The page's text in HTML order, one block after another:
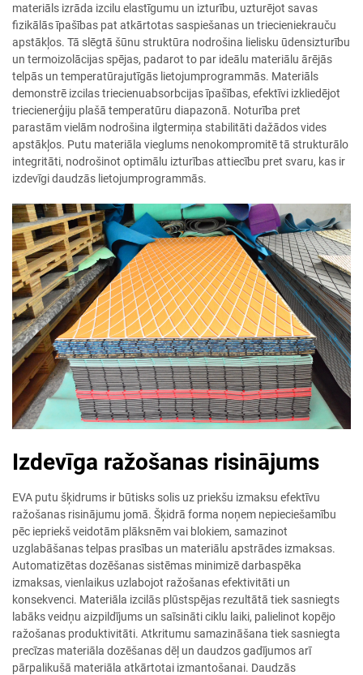
materiāls izrāda izcilu elastīgumu un izturību, uzturējot savas
fizikālās īpašības pat atkārtotas saspiešanas un triecieniekrauču
apstākļos. Tā slēgtā šūnu struktūra nodrošina lielisku ūdensizturību
un termoizolācijas spējas, padarot to par ideālu materiālu ārējās
telpās un temperatūrajutīgās lietojumprogrammās. Materiāls
demonstrē izcilas triecienuabsorbcijas īpašības, efektīvi izkliedējot
triecienerģiju plašā temperatūru diapazonā. Noturība pret
parastām vielām nodrošina ilgtermiņa stabilitāti dažādos vides
apstākļos. Putu materiāla vieglums nenokompromitē tā strukturālo
integritāti, nodrošinot optimālu izturības attiecību pret svaru, kas ir
izdevīgi daudzās lietojumprogrammās.
Izdevīga ražošanas risinājums
EVA putu šķidrums ir būtisks solis uz priekšu izmaksu efektīvu
ražošanas risinājumu jomā. Šķidrā forma noņem nepieciešamību
pēc iepriekš veidotām plāksnēm vai blokiem, samazinot
uzglabāšanas telpas prasības un materiālu apstrādes izmaksas.
Automatizētas dozēšanas sistēmas minimizē darbaspēka
izmaksas, vienlaikus uzlabojot ražošanas efektivitāti un
konsekvenci. Materiāla izcilās plūstspējas rezultātā tiek sasniegts
labāks veidņu aizpildījums un saīsināti ciklu laiki, palielinot kopējo
ražošanas produktivitāti. Atkritumu samazināšana tiek sasniegta
precīzas materiāla dozēšanas dēļ un daudzos gadījumos arī
pārpalikušā materiāla atkārtotai izmantošanai. Daudzās